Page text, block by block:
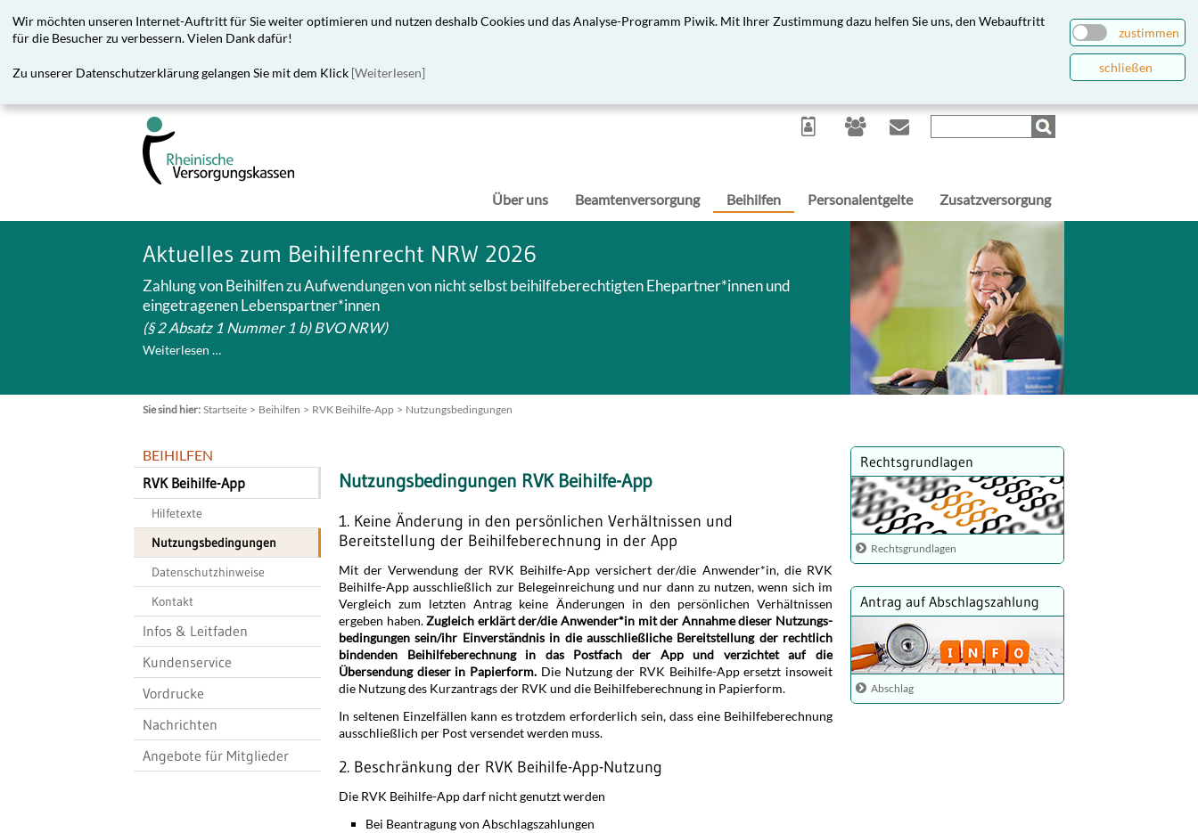
Wir möchten unseren Internet-Auftritt für Sie weiter optimieren und nutzen deshalb Cookies und das Analyse-Programm Piwik. Mit Ihrer Zustimmung dazu helfen Sie uns, den Webauftritt
für die Besucher zu verbessern. Vielen Dank dafür!
zustimmen
Zu unserer Datenschutzerklärung gelangen Sie mit dem Klick [Weiterlesen] schließen
Über uns Beamtenversorgung Beihilfen Personalentgelte Zusatzversorgung
Aktuelles zum Beihilfenrecht NRW 2026
Zahlung von Beihilfen zu Aufwendungen von nicht selbst beihilfeberechtigten Ehepartner*innen und
eingetragenen Lebenspartner*innen
(§ 2 Absatz 1 Nummer 1 b) BVO NRW)
Weiterlesen …
Startseite Beihilfen RVK Beihilfe-App Nutzungsbedingungen
Nutzungsbedingungen RVK Beihilfe-App
1. Keine Änderung in den persönlichen Verhältnissen und
Bereitstellung der Beihilfeberechnung in der App
Mit der Verwendung der RVK Beihilfe-App versichert der/die Anwender*in, die RVK
Beihilfe-App ausschließlich zur Belegeinreichung und nur dann zu nutzen, wenn sich im
Vergleich zum letzten Antrag keine Änderungen in den persönlichen Verhältnissen
ergeben haben.Zugleich erklärt der/­die Anwender*in mit der Annahme dieser Nutzungs­
bedingungen sein/­ihr Einverständnis in die ausschließliche Bereitstellung der rechtlich
bindenden Beihilfe­be­rechnung in das Postfach der App und verzichtet auf die
Übersendung dieser in Papierform. Die Nutzung der RVK Beihilfe-App ersetzt insoweit
die Nutzung des Kurzantrags der RVK und die Beihilfe­berechnung in Papierform.
In seltenen Einzelfällen kann es trotzdem erforderlich sein, dass eine Beihilfeberechnung
ausschließlich per Post versendet werden muss.
2. Beschränkung der RVK Beihilfe-App-Nutzung
Die RVK Beihilfe-App darf nicht genutzt werden
Bei Beantragung von Abschlagszahlungen
BEIHILFEN
RVK Beihilfe-App
Hilfetexte
Nutzungsbedingungen
Datenschutzhinweise
Kontakt
Infos & Leitfaden
Kundenservice
Vordrucke
Nachrichten
Angebote für Mitglieder
Rechtsgrundlagen
Rechtsgrundlagen
Antrag auf Abschlagszahlung
Abschlag